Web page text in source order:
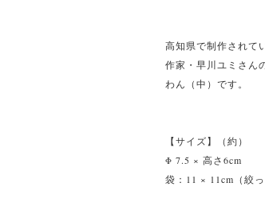
高知県で制作されて
作家・早川ユミさん
わん（中）です。
【サイズ】（約）
Φ 7.5 × 高さ6cm
袋：11 × 11cm（絞っ